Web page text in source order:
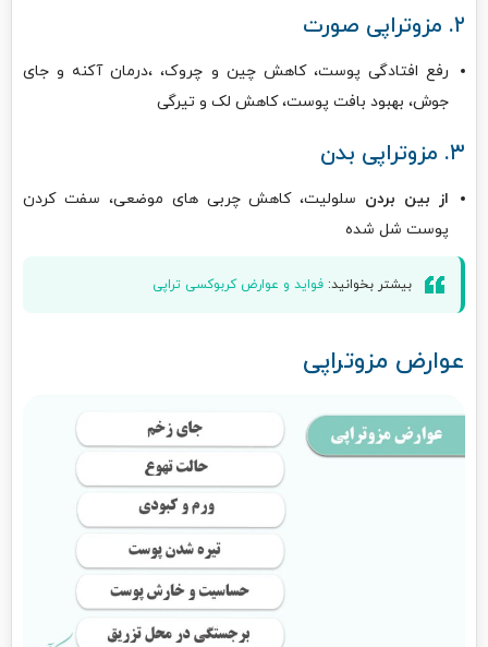
۲. مزوتراپی صورت
رفع افتادگی پوست، کاهش چین و چروک، ،درمان آکنه و جای
جوش، بهبود بافت پوست، کاهش لک و تیرگی
۳. مزوتراپی بدن
از بین بردن سلولیت، کاهش چربی های موضعی، سفت کردن
پوست شل شده
بیشتر بخوانید: فواید و عوارض کربوکسی تراپی
عوارض مزوتراپی